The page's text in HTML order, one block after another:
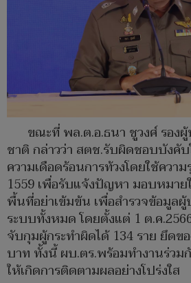
ขณะที่ พล.ต.อ.ธนา ชูวงศ์ รอง
ชาติ กล่าวว่า สตช.รับผิดชอบบังคั
ความเดือดร้อนการท้วงโดยใช้ควา
1559 เพื่อรับแจ้งปัญหา มอบหมาย
พื้นที่อย่าเข้มข้น เพื่อสำรวจข้อมูล
ระบบทั้งหมด โดยตั้งแต่ 1 ต.ค
จับกุมผู้กระทำผิดได้ 134 ราย ยึดข
บาท ทั้งนี้ ผบ.ตร.พร้อมทำงานร่ว
ให้เกิดการติดตามผลอย่างโปร่งใส